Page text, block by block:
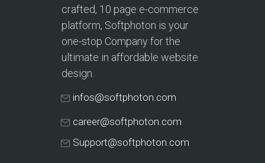
crafted, 10 page e-commerce
platform, Softphoton is your
one-stop Company for the
ultimate in affordable website
design.
infos@softphoton.com
career@softphoton.com
Support@softphoton.com